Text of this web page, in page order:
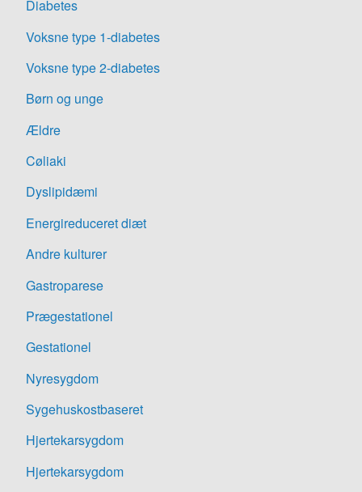
Diabetes
Voksne type 1-diabetes
Voksne type 2-diabetes
Børn og unge
Ældre
Cøliaki
Dyslipidæmi
Energireduceret diæt
Andre kulturer
Gastroparese
Prægestationel
Gestationel
Nyresygdom
Sygehuskostbaseret
Hjertekarsygdom
Hjertekarsygdom